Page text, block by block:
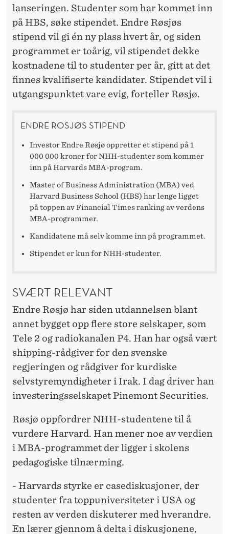
lanseringen. Studenter som har kommet inn
på HBS, søke stipendet. Endre Røsjøs
stipend vil gi én ny plass hvert år, og siden
programmet er toårig, vil stipendet dekke
kostnadene til to studenter per år, gitt at det
finnes kvalifiserte kandidater. Stipendet vil i
utgangspunktet vare evig, forteller Røsjø.
ENDRE ROSJØS STIPEND
Investor Endre Røsjø oppretter et stipend på 1
000 000 kroner for NHH-studenter som kommer
inn på Harvards MBA-program.
Master of Business Administration (MBA) ved
Harvard Business School (HBS) har lenge ligget
på toppen av Financial Times ranking av verdens
MBA-programmer.
Kandidatene må selv komme inn på programmet.
Stipendet er kun for NHH-studenter.
SVÆRT RELEVANT
Endre Røsjø har siden utdannelsen blant
annet bygget opp flere store selskaper, som
Tele 2 og radiokanalen P4. Han har også vært
shipping-rådgiver for den svenske
regjeringen og rådgiver for kurdiske
selvstyremyndigheter i Irak. I dag driver han
investeringsselskapet Pinemont Securities.
Røsjø oppfordrer NHH-studentene til å
vurdere Harvard. Han mener noe av verdien
i MBA-programmet der ligger i skolens
pedagogiske tilnærming.
- Harvards styrke er casediskusjoner, der
studenter fra toppuniversiteter i USA og
resten av verden diskuterer med hverandre.
En lærer gjennom å delta i diskusjonene,